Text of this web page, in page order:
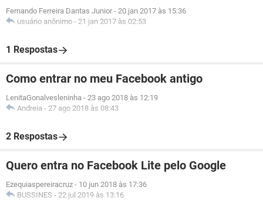
Fernando Ferreira Dantas Junior - 20 jan 2017 às 15:36
usuário anônimo - 21 jan 2017 às 02:53
1 Respostas
Como entrar no meu Facebook antigo
LenitaGonalvesleninha - 23 ago 2018 às 12:19
Andreia - 27 ago 2018 às 08:43
2 Respostas
Quero entra no Facebook Lite pelo Google
Ezequiaspereiracruz - 10 jun 2018 às 17:36
BUSSINES - 22 jul 2019 às 13:16